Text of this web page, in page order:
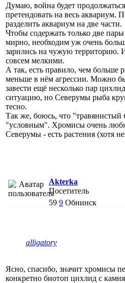
Думаю, война будет
претендовать на весь аквариум.
разделить аквариум на две части.
Чтобы содержать только две
мирно, необходим уж очень
зарились на чужую
совсем мелкими.
А так, есть правило, чем больше
меньше в нём агрессии. Можно
завести ещё несколько пар
ситуацию, но Северумы рыба
тесно.
Так же, боюсь, что "травянистый
"условным". Хромисы очень
Северумы - есть растения (хотя
Akterka
Посетитель
59 9 Обнинск
alligatory
Ясно, спасибо, значит хромисы
конкретно биотоп цихлид с